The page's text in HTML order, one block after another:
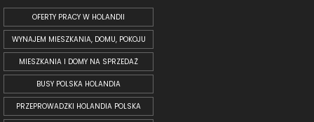
OFERTY PRACY W HOLANDII
WYNAJEM MIESZKANIA, DOMU, POKOJU
MIESZKANIA I DOMY NA SPRZEDAŻ
BUSY POLSKA HOLANDIA
PRZEPROWADZKI HOLANDIA POLSKA